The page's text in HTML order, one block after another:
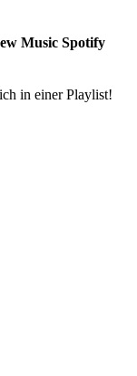
Music Spotify
in einer Playlist!